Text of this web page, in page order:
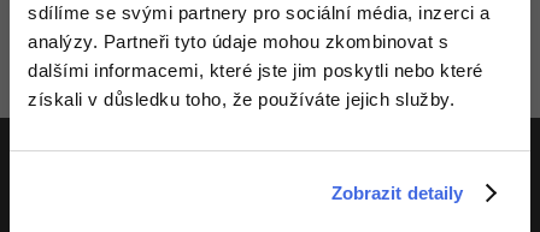
sdílíme se svými partnery pro sociální média, inzerci a
analýzy. Partneři tyto údaje mohou zkombinovat s
dalšími informacemi, které jste jim poskytli nebo které
získali v důsledku toho, že používáte jejich služby.
Zobrazit detaily
Copywriter
WordPress specialista
SEO specialista
Algoritmy -41%
Umělá inteligence (AI) -10%
Time management
Windows
registrovaní členové. Pro zapojení do diskuze sepřihlas.
Pokud ještě nemáš účet, zaregistruj se, je to zdarma.
Zatím nikdo nevložil komentář - buď první!